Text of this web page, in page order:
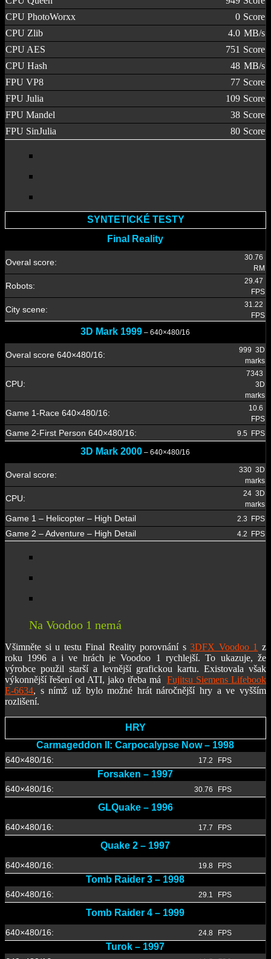
CPU PhotoWorxx
0 Score
CPU Zlib
4.0 MB/s
CPU AES
751 Score
CPU Hash
48 MB/s
FPU VP8
77 Score
FPU Julia
109 Score
FPU Mandel
38 Score
FPU SinJulia
80 Score
SYNTETICKÉ TESTY
Final Reality
Overal score:
30.76
RM
Robots:
29.47
FPS
City scene:
31.22
FPS
3D Mark 1999 – 640×480/16
Overal score 640×480/16:
999 3D
marks
CPU:
7343
3D
marks
Game 1-Race 640×480/16:
10.6
FPS
Game 2-First Person 640×480/16: 9.5 FPS
3D Mark 2000 – 640×480/16
Overal score:
330 3D
marks
CPU:
24 3D
marks
Game 1 – Helicopter – High Detail 2.3 FPS
Game 2 – Adventure – High Detail 4.2 FPS
Na Voodoo 1 nemá
Všimněte si u testu Final Reality porovnání s3DFX Voodoo 1 z
roku 1996 a i ve hrách je Voodoo 1 rychlejší. To ukazuje, že
výrobce použil starší a levnější grafickou kartu. Existovala však
výkonnější řešení od ATI, jako třeba má Fujitsu Siemens Lifebook
E-6634, s nímž už bylo možné hrát náročnější hry a ve vyšším
rozlišení.
HRY
Carmageddon II: Carpocalypse Now – 1998
640×480/16: 17.2 FPS
Forsaken – 1997
640×480/16: 30.76 FPS
GLQuake – 1996
640×480/16: 17.7 FPS
Quake 2 – 1997
640×480/16: 19.8 FPS
Tomb Raider 3 – 1998
640×480/16: 29.1 FPS
Tomb Raider 4 – 1999
640×480/16: 24.8 FPS
Turok – 1997